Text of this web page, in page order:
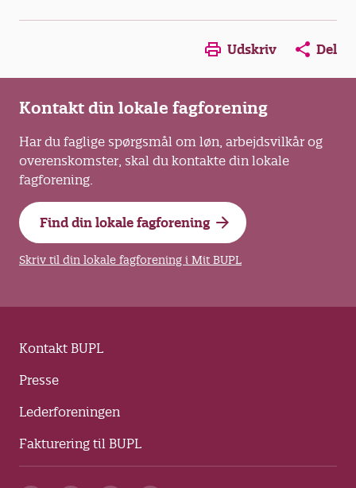
Opens in a new window
Opens in a new
Opens in
Udskriv Del
Kontakt din lokale fagforening
Har du faglige spørgsmål om løn, arbejdsvilkår og
overenskomster, skal du kontakte din lokale
fagforening.
Find din lokale fagforening
Skriv til din lokale fagforening i Mit BUPL
Kontakt BUPL
Presse
Lederforeningen
Fakturering til BUPL